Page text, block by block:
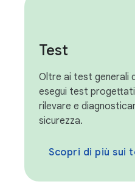
Test
Oltre ai test generali
esegui test
rilevare e
sicurezza.
Scopri di più sui